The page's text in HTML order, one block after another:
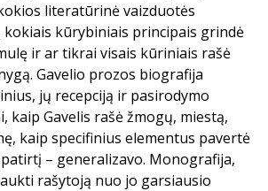
literatūrinė vaizduotės
kokiais kūrybiniais principais grindė
ir ar tikrai visais kūriniais rašė
Gavelio prozos biografija
jų recepciją ir pasirodymo
kaip Gavelis rašė žmogų, miestą,
kaip specifinius elementus pavertė
– generalizavo. Monografija,
rašytoją nuo jo garsiausio